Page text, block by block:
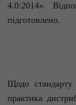
4.0:2014».
підготовлено.
Щодо
практика